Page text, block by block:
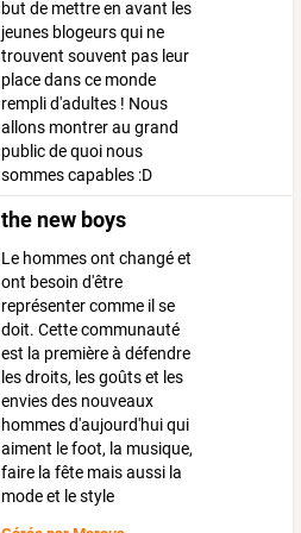
but de mettre en avant les
jeunes blogeurs qui ne
trouvent souvent pas leur
place dans ce monde
rempli d'adultes ! Nous
allons montrer au grand
public de quoi nous
sommes capables :D
the new boys
Le hommes ont changé et
ont besoin d'être
représenter comme il se
doit. Cette communauté
est la première à défendre
les droits, les goûts et les
envies des nouveaux
hommes d'aujourd'hui qui
aiment le foot, la musique,
faire la fête mais aussi la
mode et le style